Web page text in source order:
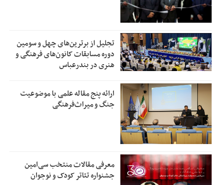
تجلیل از بر‌ترین‌های چهل و سومین
دوره مسابقات کانون‌های فرهنگی و
هنری در بندرعباس
ارائه پنج مقاله علمی با موضوعیت
جنگ و میراث‌فرهنگی
معرفی مقالات منتخب سی‌امین
جشنواره تئاتر کودک و نوجوان